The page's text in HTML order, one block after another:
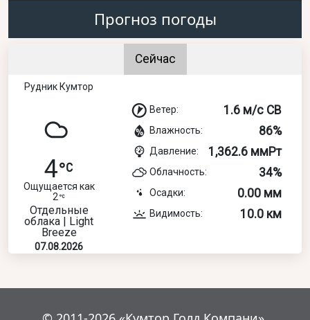
Прогноз погоды
Сейчас
Рудник Кумтор
4
Ощущается как
2
Отдельные
облака | Light
Breeze
07.08.2026
Ветер: 1.6 м/с СВ
Влажность: 86%
Давление: 1,362.6 ммРт
Облачность: 34%
Осадки: 0.00 мм
Видимость: 10.0 км